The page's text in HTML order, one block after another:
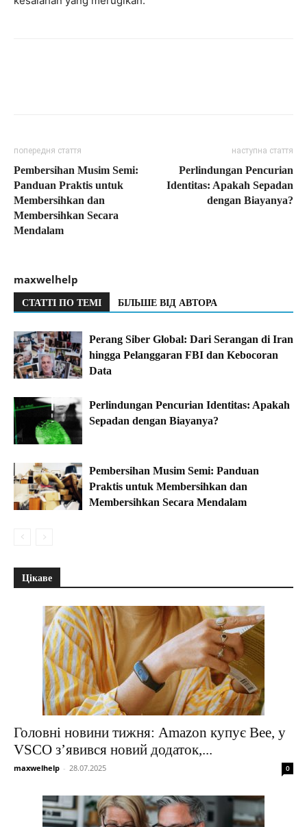
попередня стаття
Pembersihan Musim Semi:
Panduan Praktis untuk
Membersihkan dan
Membersihkan Secara
Mendalam
наступна стаття
Perlindungan Pencurian
Identitas: Apakah Sepadan
dengan Biayanya?
maxwelhelp
СТАТТІ ПО ТЕМІ БІЛЬШЕ ВІД АВТОРА
Perang Siber Global: Dari Serangan di Iran
hingga Pelanggaran FBI dan Kebocoran
Data
Perlindungan Pencurian Identitas: Apakah
Sepadan dengan Biayanya?
Pembersihan Musim Semi: Panduan
Praktis untuk Membersihkan dan
Membersihkan Secara Mendalam
Цікаве
Головні новини тижня: Amazon купує Bee, у
VSCO з’явився новий додаток,...
maxwelhelp - 28.07.2025 0